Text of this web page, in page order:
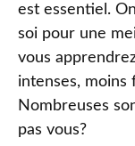
est essentiel.
soi pour une
vous
intenses,
Nombreuses
pas vous?